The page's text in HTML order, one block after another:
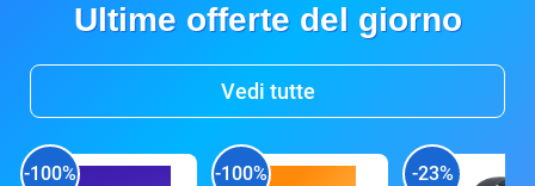
Ultime offerte del giorno
Vedi tutte
-100% -100% -23%